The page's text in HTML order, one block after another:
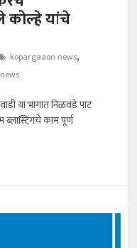
कोल्हे यांचे
kopargaaon news,
या भागात निळवंडे पाट
ब्लास्टिंगचे काम पूर्ण